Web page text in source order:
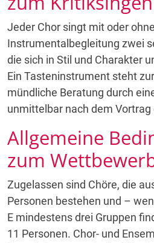
Jeder Chor singt mit oder ohne
Instrumentalbegleitung zwei
die sich in Stil und Charakter
Ein Tasteninstrument steht
mündliche Beratung durch
unmittelbar nach dem Vortrag
Allgemeine
zum
Zugelassen sind Chöre, die
Personen bestehen und –
E mindestens drei Gruppen
11 Personen. Chor- und